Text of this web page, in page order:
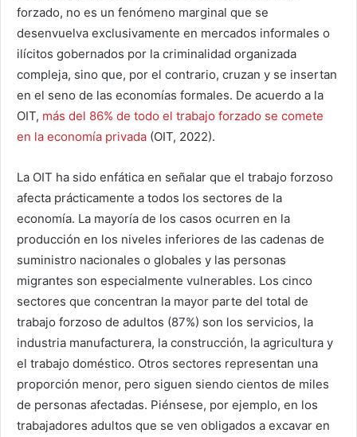
forzado, no es un fenómeno marginal que se
desenvuelva exclusivamente en mercados informales o
ilícitos gobernados por la criminalidad organizada
compleja, sino que, por el contrario, cruzan y se insertan
en el seno de las economías formales. De acuerdo a la
OIT, más del 86% de todo el trabajo forzado se comete
en la economía privada (OIT, 2022).
La OIT ha sido enfática en señalar que el trabajo forzoso
afecta prácticamente a todos los sectores de la
economía. La mayoría de los casos ocurren en la
producción en los niveles inferiores de las cadenas de
suministro nacionales o globales y las personas
migrantes son especialmente vulnerables. Los cinco
sectores que concentran la mayor parte del total de
trabajo forzoso de adultos (87%) son los servicios, la
industria manufacturera, la construcción, la agricultura y
el trabajo doméstico. Otros sectores representan una
proporción menor, pero siguen siendo cientos de miles
de personas afectadas. Piénsese, por ejemplo, en los
trabajadores adultos que se ven obligados a excavar en